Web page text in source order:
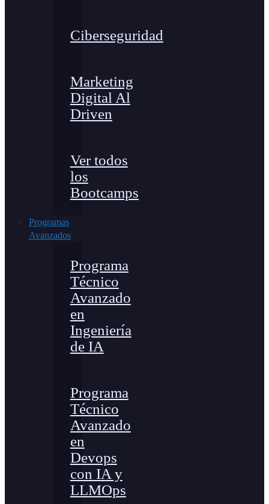
Ciberseguridad
Marketing
Digital Al
Driven
Ver todos
los
Bootcamps
Programas
Avanzados
Programa
Técnico
Avanzado
en
Ingeniería
de IA
Programa
Técnico
Avanzado
en
Devops
con IA y
LLMOps